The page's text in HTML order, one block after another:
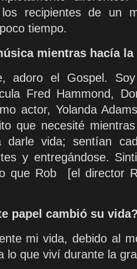
recipientes de un
tiempo.
mientras hacía
adoro el Gospel.
Fred Hammond,
actor, Yolanda
que necesité
darle vida; sentían
y entregándose.
que Rob [el director
papel cambió su
mi vida, debido al
lo que viví durante la